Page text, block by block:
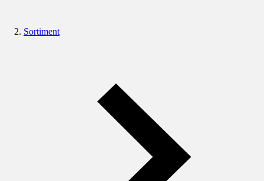
Sortiment